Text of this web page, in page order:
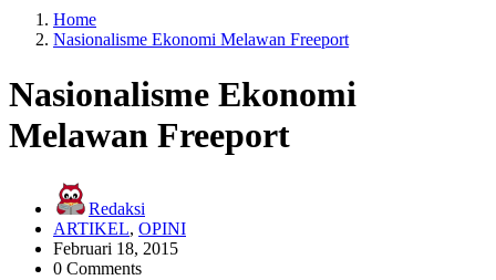
Home
Nasionalisme Ekonomi Melawan Freeport
Nasionalisme Ekonomi
Melawan Freeport
Redaksi
ARTIKEL, OPINI
Februari 18, 2015
0 Comments